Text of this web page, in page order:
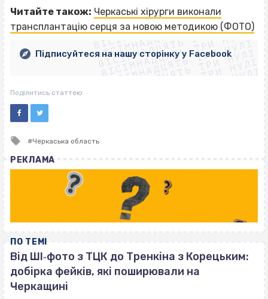
Читайте також: Черкаські хірурги виконали
трансплантацію серця за новою методикою (ФОТО)
ВІСІМНАДЦЯТЬ ТРИ НУЛІ
ВІСІМНАДЦЯТЬ ТРИ НУЛІ
ВІСІМНАДЦЯТЬ ТРИ НУЛІ
ВІСІМНАДЦЯТЬ ТРИ НУЛІ
ВІСІМНАДЦЯТЬ ТРИ НУЛІ
ВІСІМНАДЦЯТЬ ТРИ НУЛІ
ВІСІМНАДЦЯТЬ ТРИ НУЛІ
ВІСІМНАДЦЯТЬ ТРИ НУЛІ
Підписуйтеся на нашу сторінку у Facebook
Поділитись статтею
Tagged
Черкаська область
РЕКЛАМА
ПО ТЕМІ
Від ШІ‐фото з ТЦК до Тренкіна з Корецьким:
добірка фейків, які поширювали на
Черкащині